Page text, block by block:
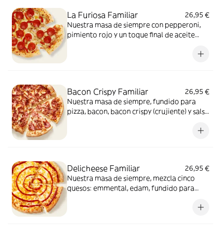
La Furiosa Familiar
26,95 €
Nuestra masa de siempre con pepperoni,
pimiento rojo y un toque final de aceite
Bacon Crispy Familiar
26,95 €
Nuestra masa de siempre, fundido para
pizza, bacon, bacon crispy (crujiente) y salsa
Delicheese Familiar
26,95 €
Nuestra masa de siempre, mezcla cinco
quesos: emmental, edam, fundido para
confitado y orégano. El festival de queso